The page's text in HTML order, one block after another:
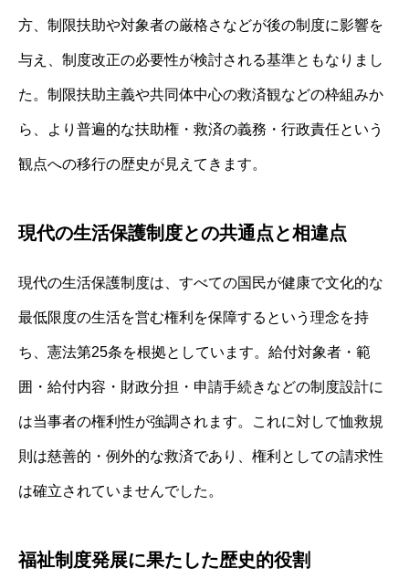
方、制限扶助や対象者の厳格さなどが後の制度に影響を
与え、制度改正の必要性が検討される基準ともなりまし
た。制限扶助主義や共同体中心の救済観などの枠組みか
ら、より普遍的な扶助権・救済の義務・行政責任という
観点への移行の歴史が見えてきます。
現代の生活保護制度との共通点と相違点
現代の生活保護制度は、すべての国民が健康で文化的な
最低限度の生活を営む権利を保障するという理念を持
ち、憲法第25条を根拠としています。給付対象者・範
囲・給付内容・財政分担・申請手続きなどの制度設計に
は当事者の権利性が強調されます。これに対して恤救規
則は慈善的・例外的な救済であり、権利としての請求性
は確立されていませんでした。
福祉制度発展に果たした歴史的役割